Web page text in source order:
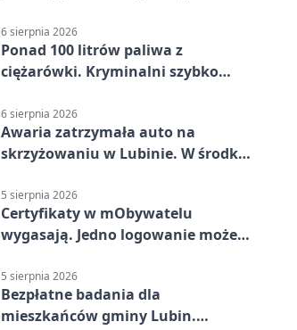
6 sierpnia 2026
Ponad 100 litrów paliwa z
ciężarówki. Kryminalni szybko
6 sierpnia 2026
Awaria zatrzymała auto na
skrzyżowaniu w Lubinie. W środku
5 sierpnia 2026
Certyfikaty w mObywatelu
wygasają. Jedno logowanie może
5 sierpnia 2026
Bezpłatne badania dla
mieszkańców gminy Lubin.